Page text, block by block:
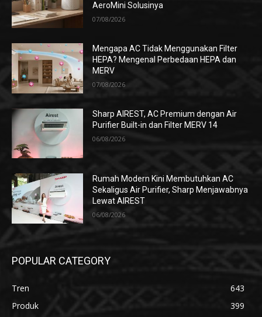
AeroMini Solusinya
07/08/2026
Mengapa AC Tidak Menggunakan Filter
HEPA? Mengenal Perbedaan HEPA dan
MERV
07/08/2026
Sharp AIREST, AC Premium dengan Air
Purifier Built-in dan Filter MERV 14
06/08/2026
Rumah Modern Kini Membutuhkan AC
Sekaligus Air Purifier, Sharp Menjawabnya
Lewat AIREST
06/08/2026
POPULAR CATEGORY
Tren
643
Produk
399